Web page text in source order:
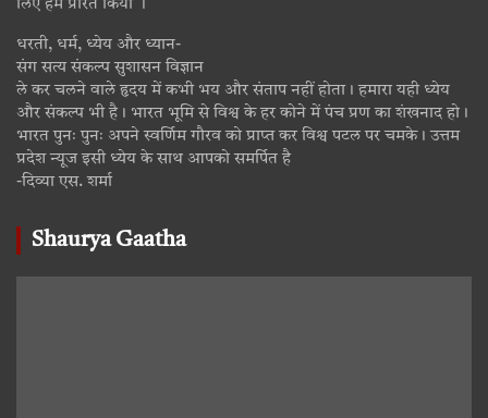
लिए हमें प्रेरित किया ।
धरती, धर्म, ध्येय और ध्यान-
संग सत्य संकल्प सुशासन विज्ञान
ले कर चलने वाले हृदय में कभी भय और संताप नहीं होता। हमारा यही ध्येय
और संकल्प भी है। भारत भूमि से विश्व के हर कोने में पंच प्रण का शंखनाद हो।
भारत पुनः पुनः अपने स्वर्णिम गौरव को प्राप्त कर विश्व पटल पर चमके। उत्तम
प्रदेश न्यूज इसी ध्येय के साथ आपको समर्पित है
-दिव्या एस. शर्मा
Shaurya Gaatha